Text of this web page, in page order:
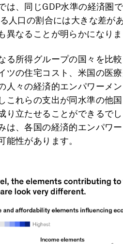
は、同じGDP水準の経済圏
人口の割合には大きな差が
異なることが明らかになりま
る所得グループの国々を比
ツの住宅コスト、米国の医
人々の経済的エンパワーメ
これらの支出が同水準の他
り立たせることができるで
は、各国の経済的エンパワ
能性があります。